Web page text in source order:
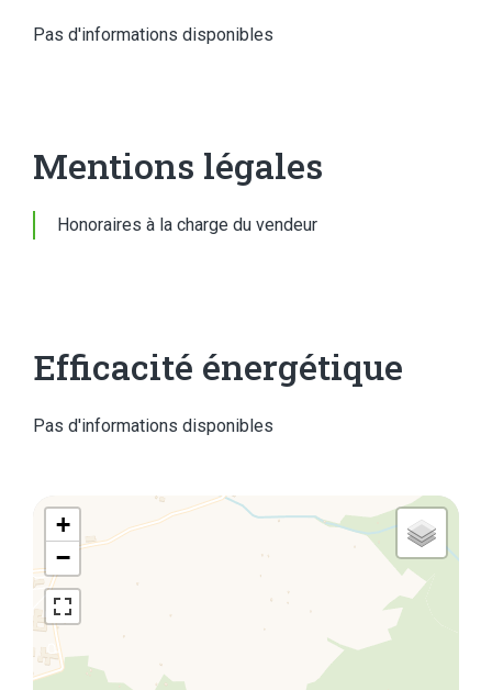
Pas d'informations disponibles
Mentions légales
Honoraires à la charge du vendeur
Efficacité énergétique
Pas d'informations disponibles
+
−